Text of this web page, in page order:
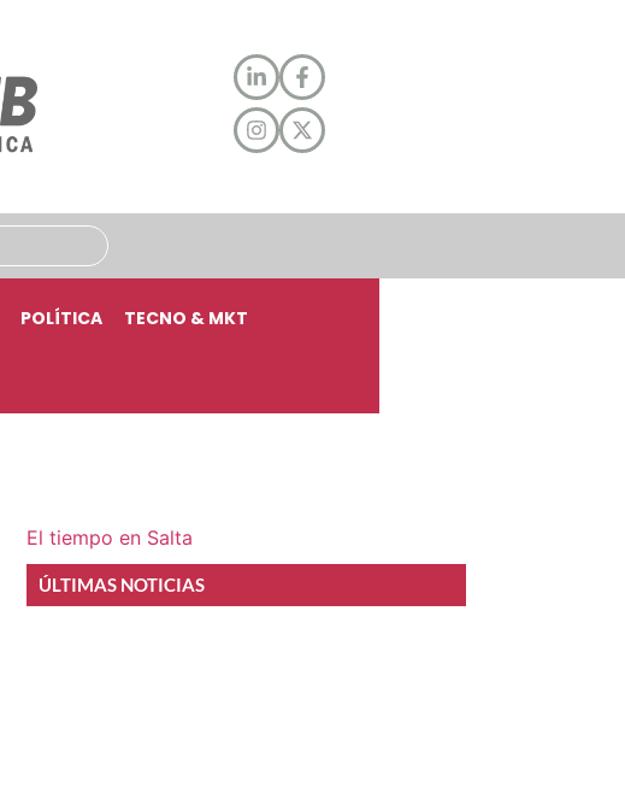
POLÍTICA TECNO & MKT
El tiempo en Salta
ÚLTIMAS NOTICIAS